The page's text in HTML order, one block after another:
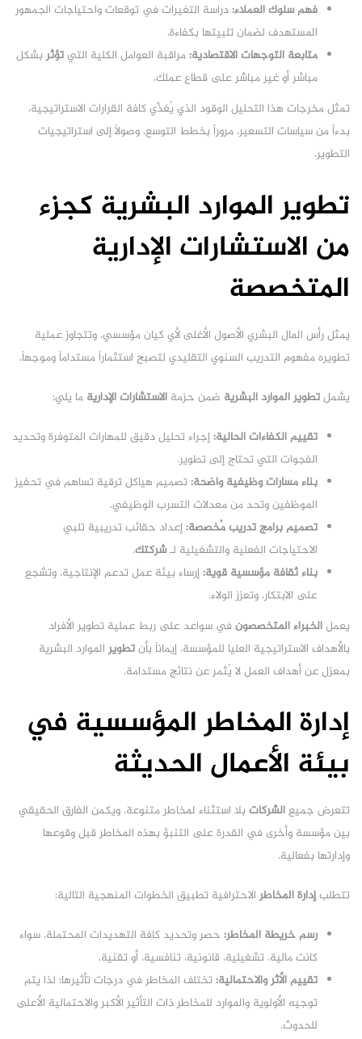
فهم سلوك العملاء:دراسة التغيرات في توقعات واحتياجات الجمهور
المستهدف لضمان تلبيتها بكفاءة.
متابعة التوجهات الاقتصادية:مراقبة العوامل الكلية التيتؤثربشكل
مباشر أو غير مباشر على قطاع عملك.
تمثل مخرجات هذا التحليل الوقود الذي يُغذّي كافة القرارات الاستراتيجية،
بدءاً من سياسات التسعير، مروراً بخطط التوسع، وصولاً إلى استراتيجيات
التطوير.
تطوير الموارد البشرية كجزء
من الاستشارات الإدارية
المتخصصة
يمثل رأس المال البشري الأصول الأغلى لأي كيان مؤسسي. وتتجاوز عملية
تطويره مفهوم التدريب السنوي التقليدي لتصبح استثماراً مستداماً وموجهاً.
يشملتطوير الموارد البشرية ضمن حزمة الاستشارات الإدارية ما يلي:
تقييم الكفاءات الحالية:إجراء تحليل دقيق للمهارات المتوفرة وتحديد
الفجوات التي تحتاج إلى تطوير.
بناء مسارات وظيفية واضحة: تصميم هياكل ترقية تساهم في تحفيز
الموظفين وتحد من معدلات التسرب الوظيفي.
تصميم برامج تدريب مُخصصة:إعداد حقائب تدريبية تلبي
الاحتياجات الفعلية والتشغيلية لـشركتك.
بناء ثقافة مؤسسية قوية:إرساء بيئة عمل تدعم الإنتاجية، وتشجع
على الابتكار، وتعزز الولاء.
يعملالخبراء المتخصصون في سواعد على ربط عملية تطوير الأفراد
بالأهداف الاستراتيجية العليا للمؤسسة، إيماناً بأنتطويرالموارد البشرية
بمعزل عن أهداف العمل لا يُثمر عن نتائج مستدامة.
إدارة المخاطر المؤسسية في
بيئة الأعمال الحديثة
تتعرض جميعالشركات بلا استثناء لمخاطر متنوعة، ويكمن الفارق الحقيقي
بين مؤسسة وأخرى في القدرة على التنبؤ بهذه المخاطر قبل وقوعها
وإدارتها بفعالية.
تتطلبإدارة المخاطرالاحترافية تطبيق الخطوات المنهجية التالية:
رسم خريطة المخاطر: حصر وتحديد كافة التهديدات المحتملة، سواء
كانت مالية، تشغيلية، قانونية، تنافسية، أو تقنية.
تقييم الأثر والاحتمالية: تختلف المخاطر في درجات تأثيرها؛ لذا يتم
توجيه الأولوية والموارد للمخاطر ذات التأثير الأكبر والاحتمالية الأعلى
للحدوث.